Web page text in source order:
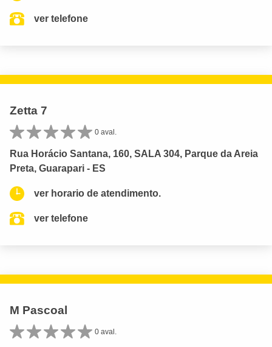
ver telefone
Zetta 7
0 aval.
Rua Horácio Santana, 160, SALA 304, Parque da Areia
Preta, Guarapari - ES
ver horario de atendimento.
ver telefone
M Pascoal
0 aval.